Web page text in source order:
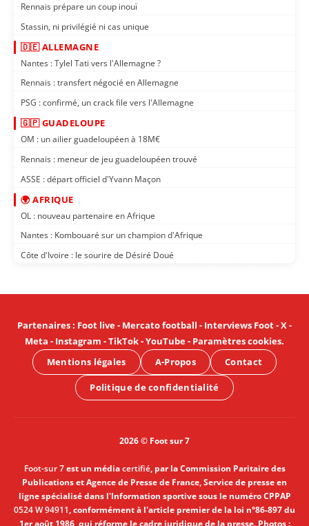
Rennais prépare un coup inouï
Stassin, ni privilégié ni cas unique
🇩🇪 ALLEMAGNE
Nantes : Tylel Tati vers l'Allemagne ?
Rennais : transfert négocié en Allemagne
PSG : confirmé, un crack file vers l'Allemagne
🇬🇵 GUADELOUPE
OM : un ailier guadeloupéen à 18M€
Rennais : meneur de jeu guadeloupéen trouvé
ASSE : départ officiel d'Yvann Maçon
🌍 AFRIQUE
OL : nouveau partenaire en Afrique
Nantes : Kombouaré sur un champion d'Afrique
Côte d'Ivoire : le sourire de Désiré Doué
Partenaires: Foot live- Mercato football - Interviews Foot-X-
Meta - Instagram -TikTok-YouTube- Paramètres cookies.
Mentions légales
A-Propos Contact
Politique de confidentialité
2026 © Foot sur 7
Foot-sur 7est un médiacertifié, par la Commission Paritaire des
Publications et Agence de Presse de France, Service de presse en
ligne spécialisé dans l'Information sportive sous le numéro CPPAP
0524 W 94911, conformément à l'article premier de la loi n°86-897 du
1er août 1986, qui réforme le cadre juridique de la presse. Photos :